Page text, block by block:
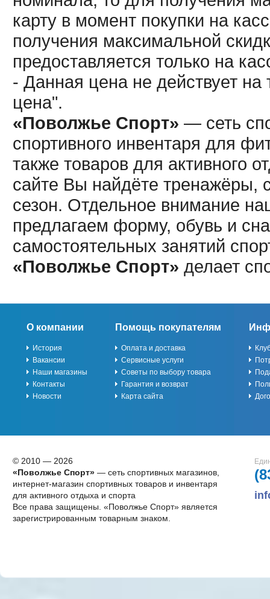
карту в момент покупки на
получения максимальной
предоставляется только на
- Данная цена не действует
цена".
«Поволжье Спорт» — сеть
спортивного инвентаря для
также товаров для активного
сайте Вы найдёте тренажёры,
сезон. Отдельное внимание
предлагаем форму, обувь и
самостоятельных занятий
«Поволжье Спорт» делает
О компании
История
Вакансии
Наши магазины
Контакты
Новости
Помощь покупателям
Оплата и доставка
Сервисные услуги
Советы по выбору товара
Гарантия и возврат
Карта сайта
© 2010 — 2026
«Поволжье Спорт»— сеть спортивных магазинов,
интернет-магазин спортивных товаров и инвентаря
для активного отдыха и спорта
Все права защищены. «Поволжье Спорт» является
зарегистрированным товарным знаком.